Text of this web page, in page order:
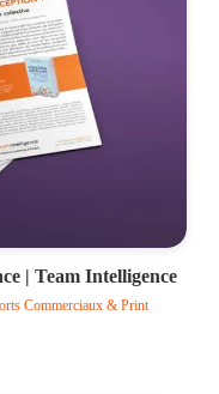
| Team Intelligence
Commerciaux & Print